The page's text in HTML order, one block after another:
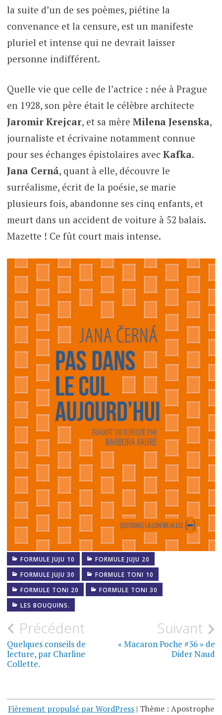
la suite d’un de ses poèmes, piétine la
convenance et la censure, est un manifeste
pluriel et intense qui ne devrait laisser
personne indifférent.
Quelle vie que celle de l’actrice : née à Prague
en 1928, son père était le célèbre architecte
Jaromir Krejcar, et sa mère Milena Jesenska,
journaliste et écrivaine notamment connue
pour ses échanges épistolaires avec Kafka.
Jana Cerná, quant à elle, découvre le
surréalisme, écrit de la poésie, se marie
plusieurs fois, abandonne ses cinq enfants, et
meurt dans un accident de voiture à 52 balais.
Mazette ! Ce fût court mais intense.
FORMULE JUJU 10
FORMULE JUJU 20
FORMULE JUJU 30
FORMULE TONI 10
FORMULE TONI 20
FORMULE TONI 30
LES BOUQUINS.
Navigation
de
l’article
Précédent
Quelques conseils de
lecture, par Charline
Collette.
Suivant
« Macaron Poche #36 » de
Dider Naud
Fièrement propulsé par WordPress | Thème : Apostrophe